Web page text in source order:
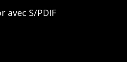
avec S/PDIF